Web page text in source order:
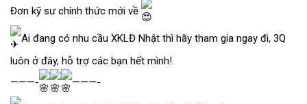
Đơn kỹ sư chính thức mới về
Ai đang có nhu cầu XKLĐ Nhật thì hãy tham gia ngay đi, 3Q
luôn ở đây, hỗ trợ các bạn hết mình!
———-
———-